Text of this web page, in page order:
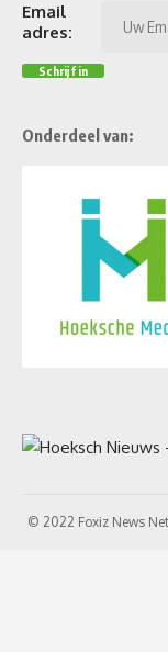
Email
adres:
Onderdeel van:
© 2022 Foxiz News